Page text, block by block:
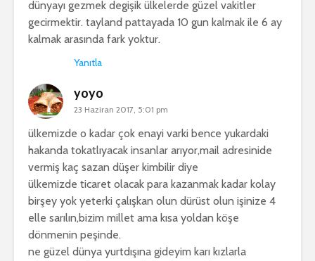
dünyayı gezmek degişik ülkelerde güzel vakitler
gecirmektir. tayland pattayada 10 gun kalmak ile 6 ay
kalmak arasında fark yoktur.
Yanıtla
yoyo
23 Haziran 2017, 5:01 pm
ülkemizde o kadar çok enayi varki bence yukardaki
hakanda tokatlıyacak insanlar arıyor,mail adresinide
vermiş kaç sazan düşer kimbilir diye
ülkemizde ticaret olacak para kazanmak kadar kolay
birşey yok yeterki çalışkan olun dürüst olun işinize 4
elle sarılın,bizim millet ama kısa yoldan köşe
dönmenin peşinde.
ne güzel dünya yurtdışına gideyim karı kızlarla